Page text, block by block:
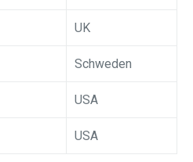
UK
Schweden
USA
USA